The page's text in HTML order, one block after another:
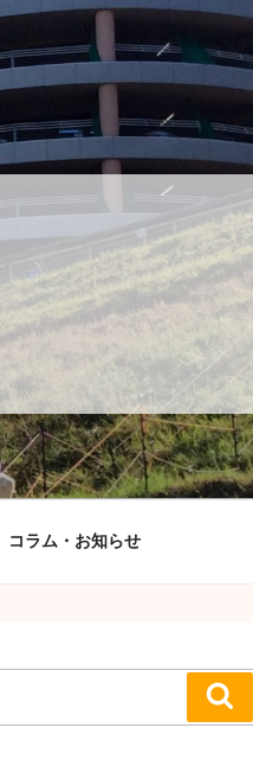
コラム・お知らせ
索